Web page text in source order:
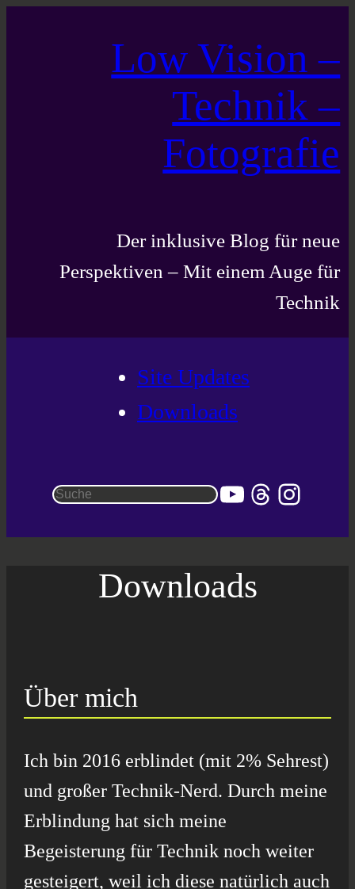
Low Vision –
Technik –
Fotografie
Der inklusive Blog für neue
Perspektiven – Mit einem Auge für
Technik
Site Updates
Downloads
Suchen YouTube
Threads
Downloads
Über mich
Ich bin 2016 erblindet (mit 2% Sehrest)
und großer Technik-Nerd. Durch meine
Erblindung hat sich meine
Begeisterung für Technik noch weiter
gesteigert, weil ich diese natürlich auch